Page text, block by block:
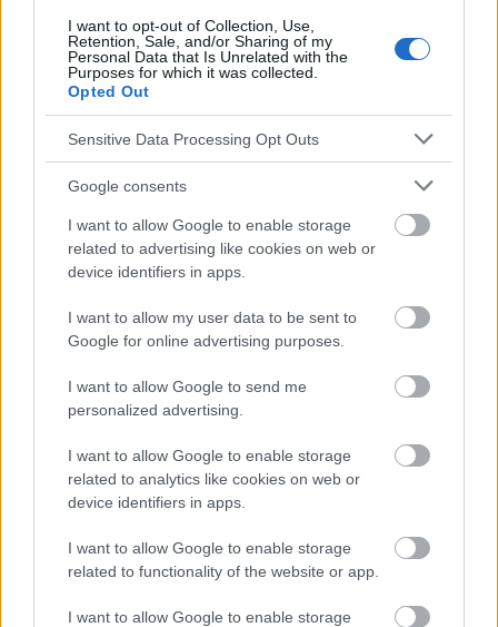
I want to opt-out of Collection, Use,
Retention, Sale, and/or Sharing of my
Personal Data that Is Unrelated with the
Purposes for which it was collected.
Opted Out
Sensitive Data Processing Opt Outs
Google consents
I want to allow Google to enable storage
related to advertising like cookies on web or
device identifiers in apps.
I want to allow my user data to be sent to
Google for online advertising purposes.
I want to allow Google to send me
personalized advertising.
I want to allow Google to enable storage
related to analytics like cookies on web or
device identifiers in apps.
I want to allow Google to enable storage
related to functionality of the website or app.
I want to allow Google to enable storage
français polskim
El contenido y los materiales de este sitio son de carácter
educativo e informativo. El editor y los redactores del sitio no son
los consejos y sugerencias incluidos en este sitio web consúltalo
Publicidad: